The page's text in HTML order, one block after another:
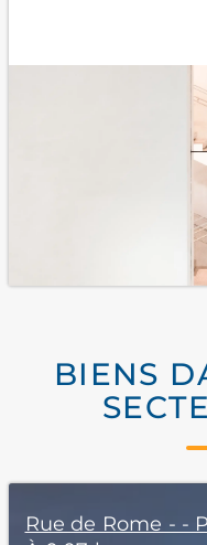
BIENS
Rue de Rome - -